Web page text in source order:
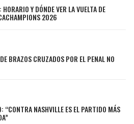
Y DÓNDE VER LA VUELTA DE
2026
BRAZOS CRUZADOS POR EL PENAL NO
“CONTRA NASHVILLE ES EL PARTIDO MÁS